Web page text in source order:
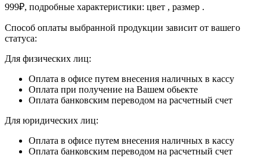
999₽, подробные характеристики: цвет , размер .
Способ оплаты выбранной продукции зависит от вашего
статуса:
Для физических лиц:
Оплата в офисе путем внесения наличных в кассу
Оплата при получение на Вашем обьекте
Оплата банковским переводом на расчетный счет
Для юридических лиц:
Оплата в офисе путем внесения наличных в кассу
Оплата банковским переводом на расчетный счет